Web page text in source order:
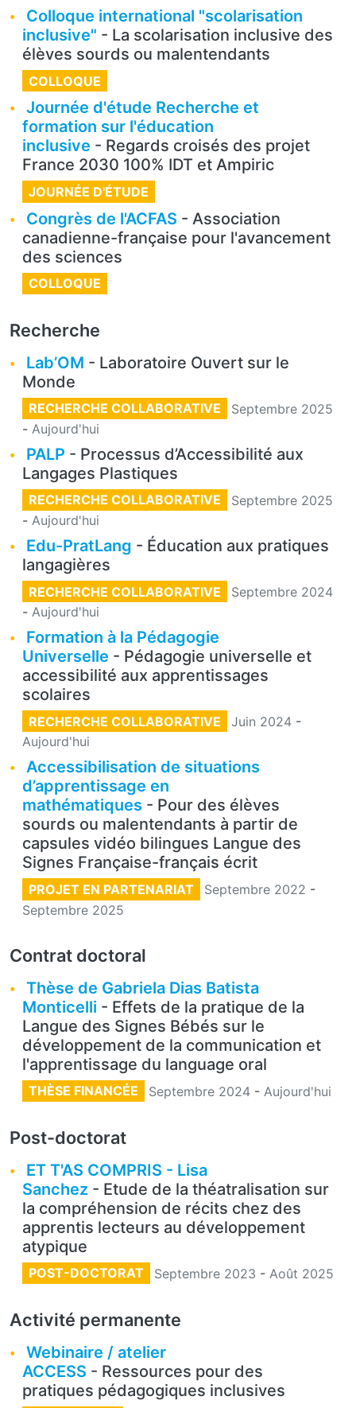
Colloque international "scolarisation
inclusive" - La scolarisation inclusive des
élèves sourds ou malentendants
COLLOQUE
Journée d'étude Recherche et
formation sur l'éducation
inclusive - Regards croisés des projet
France 2030 100% IDT et Ampiric
JOURNÉE D'ÉTUDE
Congrès de l'ACFAS - Association
canadienne-française pour l'avancement
des sciences
COLLOQUE
Recherche
Lab’OM - Laboratoire Ouvert sur le
Monde
RECHERCHE COLLABORATIVE
Septembre 2025
- Aujourd'hui
PALP - Processus d’Accessibilité aux
Langages Plastiques
RECHERCHE COLLABORATIVE
Septembre 2025
- Aujourd'hui
Edu-PratLang - Éducation aux pratiques
langagières
RECHERCHE COLLABORATIVE
Septembre 2024
- Aujourd'hui
Formation à la Pédagogie
Universelle - Pédagogie universelle et
accessibilité aux apprentissages
scolaires
RECHERCHE COLLABORATIVE Juin 2024 -
Aujourd'hui
Accessibilisation de situations
d’apprentissage en
mathématiques - Pour des élèves
sourds ou malentendants à partir de
capsules vidéo bilingues Langue des
Signes Française-français écrit
PROJET EN PARTENARIAT Septembre 2022 -
Septembre 2025
Contrat doctoral
Thèse de Gabriela Dias Batista
Monticelli - Effets de la pratique de la
Langue des Signes Bébés sur le
développement de la communication et
l'apprentissage du language oral
THÈSE FINANCÉE Septembre 2024 - Aujourd'hui
Post-doctorat
ET T'AS COMPRIS - Lisa
Sanchez - Etude de la théatralisation sur
la compréhension de récits chez des
apprentis lecteurs au développement
atypique
POST-DOCTORAT Septembre 2023 - Août 2025
Activité permanente
Webinaire / atelier
ACCESS - Ressources pour des
pratiques pédagogiques inclusives